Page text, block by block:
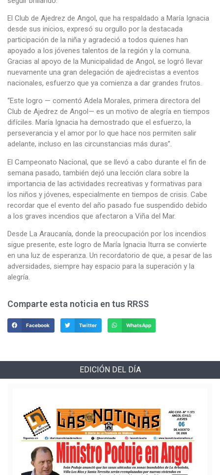
El Club de Ajedrez de Angol, que ha respaldado a María Ignacia
desde sus inicios, expresó su orgullo por la destacada
participación de la niña y agradeció a todos quienes han
apoyado a los jóvenes talentos de la región y la comuna.
Gracias al apoyo de la Municipalidad de Angol, se logró llevar
nuevamente una gran delegación de ajedrecistas a eventos
nacionales, esfuerzo que ya comienza a dar grandes frutos.
“Este logro — comentó Adela Morales, primera directora del
Club de Ajedrez de Angol— es un motivo de alegría en tiempos
difíciles. María Ignacia ha demostrado que el esfuerzo, la
perseverancia y el amor por lo que hace nos permiten salir
adelante, incluso en las circunstancias más duras”.
El Campeonato Nacional, que se llevó a cabo durante el fin de
semana pasado, también dejó una lección clara sobre la
importancia de las actividades recreativas y formativas para
los niños y jóvenes, especialmente en tiempos de crisis. Cabe
recordar que el evento del año pasado fue suspendido debido
a los graves incendios que afectaron a Viña del Mar.
Desde La Araucanía, donde la preocupación por los incendios
sigue presente, este logro de María Ignacia Iturra se convierte
en una luz de esperanza. Un recordatorio de que, a pesar de las
adversidades, siempre hay espacio para la superación y la
alegría.
Comparte esta noticia en tus RRSS
Facebook Twitter WhatsApp
EDICIÓN DEL DÍA